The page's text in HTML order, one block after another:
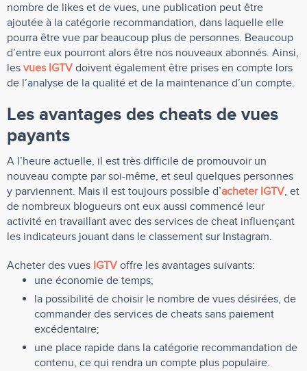
nombre de likes et de vues, une publication peut être
ajoutée à la catégorie recommandation, dans laquelle elle
pourra être vue par beaucoup plus de personnes. Beaucoup
d’entre eux pourront alors être nos nouveaux abonnés. Ainsi,
les vues IGTV doivent également être prises en compte lors
de l’analyse de la qualité et de la maintenance d’un compte.
Les avantages des cheats de vues
payants
A l’heure actuelle, il est très difficile de promouvoir un
nouveau compte par soi-même, et seul quelques personnes
y parviennent. Mais il est toujours possible d’acheter IGTV, et
de nombreux blogueurs ont eux aussi commencé leur
activité en travaillant avec des services de cheat influençant
les indicateurs jouant dans le classement sur Instagram.
Acheter des vues IGTV offre les avantages suivants:
une économie de temps;
la possibilité de choisir le nombre de vues désirées, de
commander des services de cheats sans paiement
excédentaire;
une place rapide dans la catégorie recommandation de
contenu, ce qui rendra un compte plus populaire.